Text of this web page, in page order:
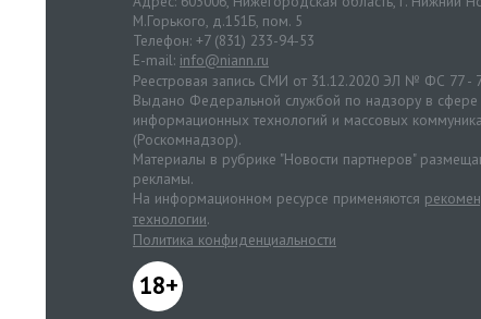
М.Горького, д.151Б, пом. 5
Телефон: +7 (831) 233-94-53
E-mail: info@niann.ru
Реестровая запись СМИ от 31.12.2020 ЭЛ № ФС 77 -
Выдано Федеральной службой по надзору в сфере
информационных технологий и массовых
(Роскомнадзор).
Материалы в рубрике "Новости партнеров"
рекламы.
На информационном ресурсе применяются
технологии.
Политика конфиденциальности
18+